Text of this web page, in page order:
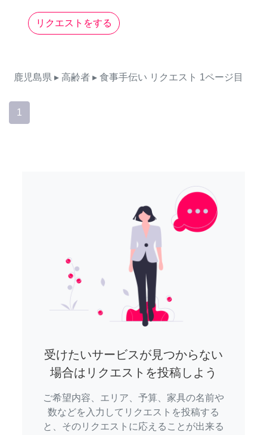
リクエストをする
鹿児島県 ▸ 高齢者 ▸ 食事手伝い リクエスト 1ページ目
1
受けたいサービスが見つからない
場合はリクエストを投稿しよう
ご希望内容、エリア、予算、家具の名前や
数などを入力してリクエストを投稿する
と、そのリクエストに応えることが出来る